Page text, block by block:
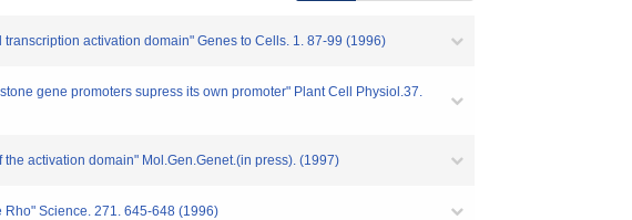
activation domain" Genes to Cells. 1. 87-99 (1996)
gene promoters supress its own promoter" Plant Cell Physiol.37.
activation domain" Mol.Gen.Genet.(in press). (1997)
Rho" Science. 271. 645-648 (1996)